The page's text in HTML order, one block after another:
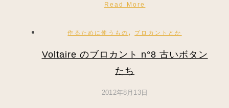
Read More
作るために使うもの , ブロカントとか
Voltaire のブロカント n°8 古いボタン
たち
2012年8月13日